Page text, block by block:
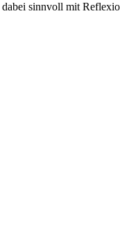
sinnvoll mit